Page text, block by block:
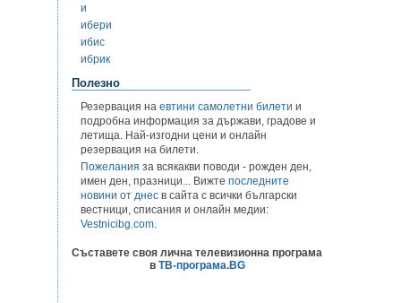
и
ибери
ибис
ибрик
Полезно
Резервация на евтини самолетни билети и
подробна информация за държави, градове и
летища. Най-изгодни цени и онлайн
резервация на билети.
Пожелания за всякакви поводи - рожден ден,
имен ден, празници... Вижте последните
новини от днес в сайта с всички български
вестници, списания и онлайн медии:
Vestnicibg.com.
Съставете своя лична телевизионна програма
в ТВ-програма.BG